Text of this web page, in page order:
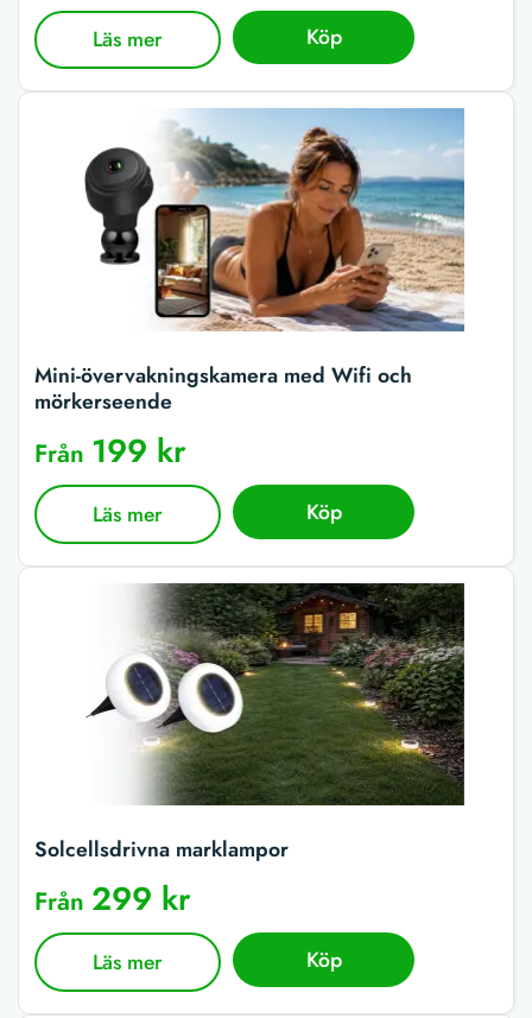
Läs mer Köp
Mini-övervakningskamera med Wifi och
mörkerseende
Från 199 kr
Läs mer Köp
Solcellsdrivna marklampor
Från 299 kr
Läs mer Köp